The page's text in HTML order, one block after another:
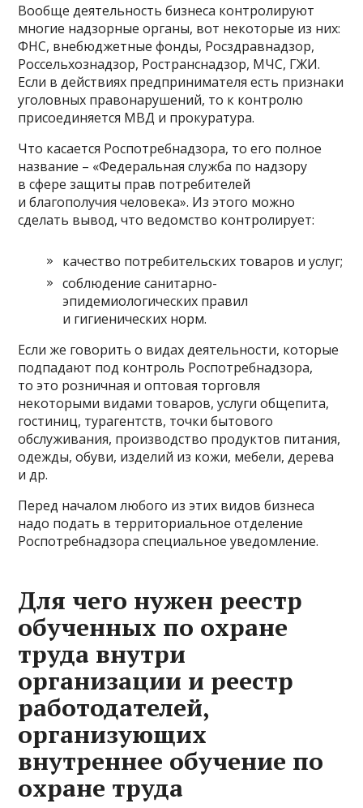
Вообще деятельность бизнеса контролируют
многие надзорные органы, вот некоторые из них:
ФНС, внебюджетные фонды, Росздравнадзор,
Россельхознадзор, Ространснадзор, МЧС, ГЖИ.
Если в действиях предпринимателя есть признаки
уголовных правонарушений, то к контролю
присоединяется МВД и прокуратура.
Что касается Роспотребнадзора, то его полное
название – «Федеральная служба по надзору
в сфере защиты прав потребителей
и благополучия человека». Из этого можно
сделать вывод, что ведомство контролирует:
качество потребительских товаров и услуг;
соблюдение санитарно-
эпидемиологических правил
и гигиенических норм.
Если же говорить о видах деятельности, которые
подпадают под контроль Роспотребнадзора,
то это розничная и оптовая торговля
некоторыми видами товаров, услуги общепита,
гостиниц, турагентств, точки бытового
обслуживания, производство продуктов питания,
одежды, обуви, изделий из кожи, мебели, дерева
и др.
Перед началом любого из этих видов бизнеса
надо подать в территориальное отделение
Роспотребнадзора специальное уведомление.
Для чего нужен реестр
обученных по охране
труда внутри
организации и реестр
работодателей,
организующих
внутреннее обучение по
охране труда